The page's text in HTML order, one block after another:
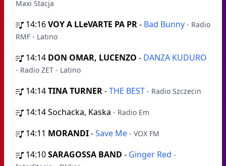
Maxi Stacja
14:16VOY A LLeVARTE PA PR- Bad Bunny - Radio
RMF - Latino
14:14 DON OMAR, LUCENZO - DANZA KUDURO
- Radio ZET - Latino
14:14TINA TURNER-THE BEST - Radio Szczecin
14:14Sochacka, Kaska - Radio Em
14:11 MORANDI-Save Me - VOX FM
14:10SARAGOSSA BAND - Ginger Red -